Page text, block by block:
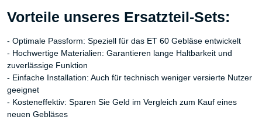
Vorteile unseres Ersatzteil-Sets:
- Optimale Passform: Speziell für das ET 60 Gebläse entwickelt
- Hochwertige Materialien: Garantieren lange Haltbarkeit und
zuverlässige Funktion
- Einfache Installation: Auch für technisch weniger versierte Nutzer
geeignet
- Kosteneffektiv: Sparen Sie Geld im Vergleich zum Kauf eines
neuen Gebläses